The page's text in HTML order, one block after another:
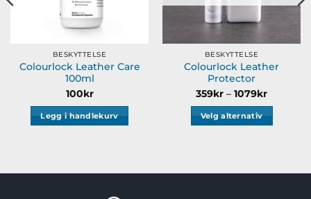
BESKYTTELSE
Colourlock Leather Care
100ml
100kr
Legg i handlekurv
BESKYTTELSE
Colourlock Leather
Protector
359kr – 1079kr
Velg alternativ
flere